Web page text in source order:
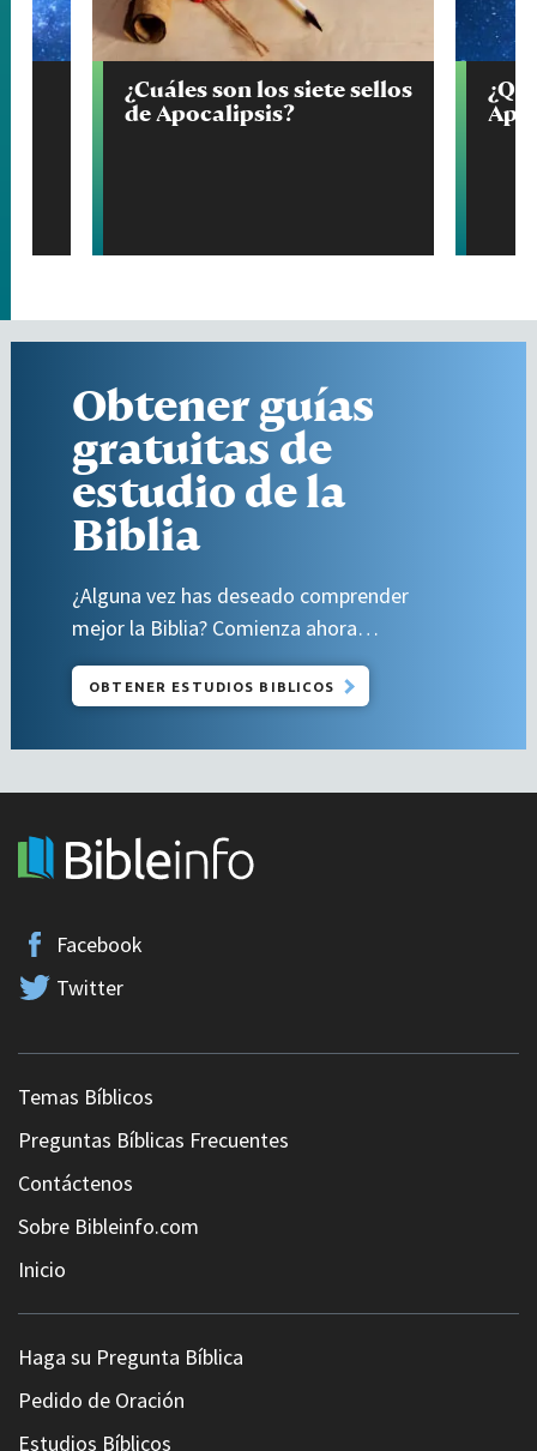
¿Cuáles son los siete sellos
de Apocalipsis?
Obtener guías
gratuitas de
estudio de la
Biblia
¿Alguna vez has deseado comprender
mejor la Biblia? Comienza ahora…
OBTENER ESTUDIOS BIBLICOS
Facebook
Twitter
Temas Bíblicos
Preguntas Bíblicas Frecuentes
Contáctenos
Sobre Bibleinfo.com
Inicio
Haga su Pregunta Bíblica
Pedido de Oración
Estudios Bíblicos